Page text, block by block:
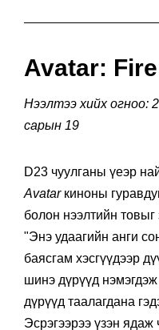
Avatar:
Нээлтээ хийх огноо:
сарын 19
D23 чуулганы үеэр
Avatarкиноны
болон нээлтийн
"Энэ удаагийн анги
баясгам хэсгүүдээр
шинэ дүрүүд нэмэгдэж
дүрүүд таалагдана
Эсрэгээрээ үзэн